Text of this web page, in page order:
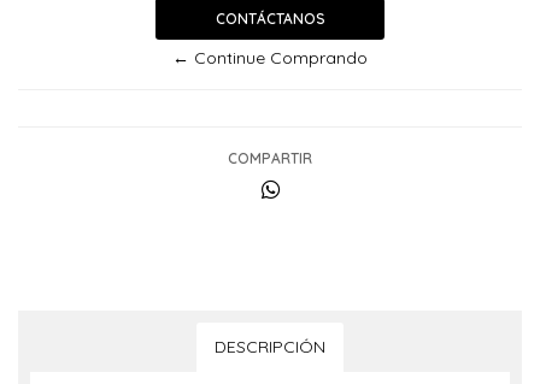
CONTÁCTANOS
← Continue Comprando
COMPARTIR
DESCRIPCIÓN